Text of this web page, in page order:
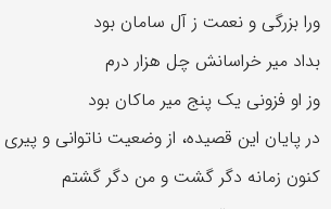
ورا بزرگی و نعمت ز آل سامان بود
بداد میر خراسانش چل هزار درم
وز او فزونی یک پنج میر ماکان بود
در پایان این قصیده، از وضعیت ناتوانی و
کنون زمانه دگر گشت و من دگر گشتم